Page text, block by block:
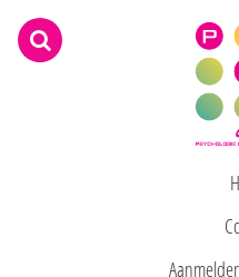
praktijk voor